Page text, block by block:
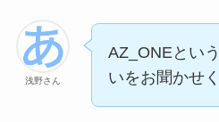
浅野さん
AZ_ONEとい
いをお聞かせ